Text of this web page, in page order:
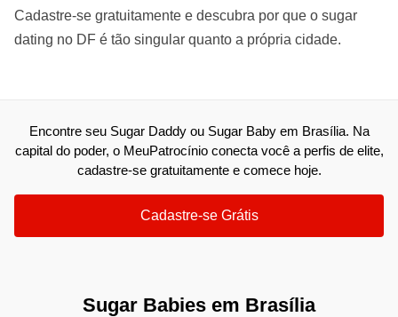
Cadastre-se gratuitamente e descubra por que o sugar
dating no DF é tão singular quanto a própria cidade.
Encontre seu Sugar Daddy ou Sugar Baby em Brasília. Na
capital do poder, o MeuPatrocínio conecta você a perfis de elite,
cadastre-se gratuitamente e comece hoje.
Cadastre-se Grátis
Sugar Babies em Brasília